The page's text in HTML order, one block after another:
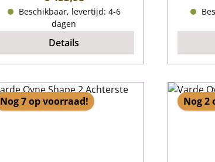
Beschikbaar, levertijd: 4-6
dagen
Details
Nog 7 op voorraad! Nog 2